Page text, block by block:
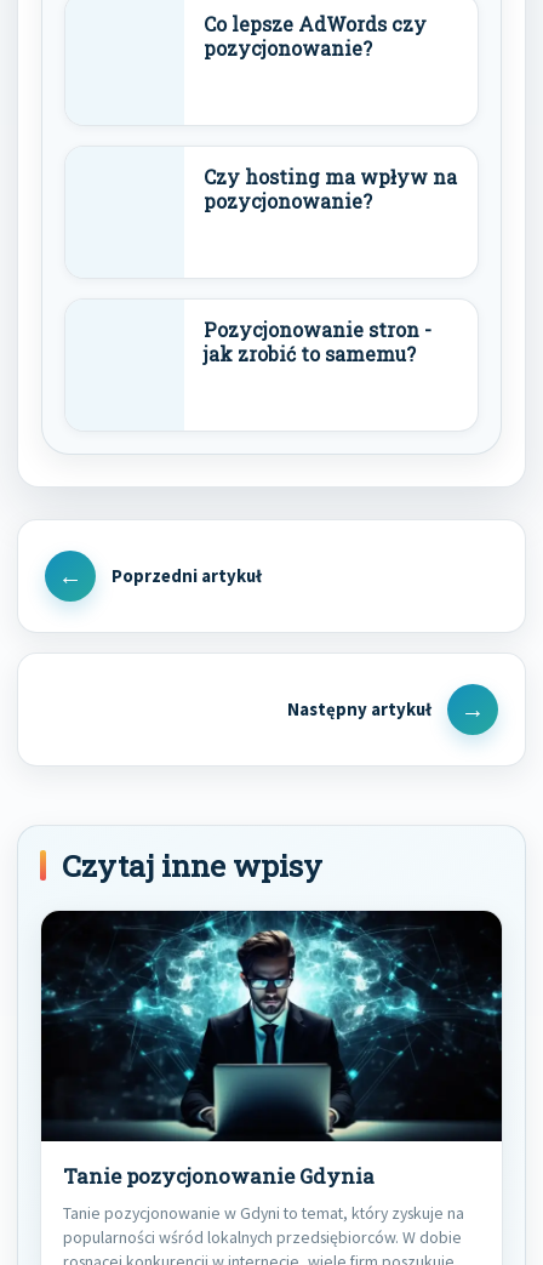
Co lepsze AdWords czy
pozycjonowanie?
Czy hosting ma wpływ na
pozycjonowanie?
Pozycjonowanie stron -
jak zrobić to samemu?
Nawigacja
wpisu
Previous
Next
Post
Czytaj inne wpisy
Tanie pozycjonowanie Gdynia
Tanie pozycjonowanie w Gdyni to temat, który zyskuje na
popularności wśród lokalnych przedsiębiorców. W dobie